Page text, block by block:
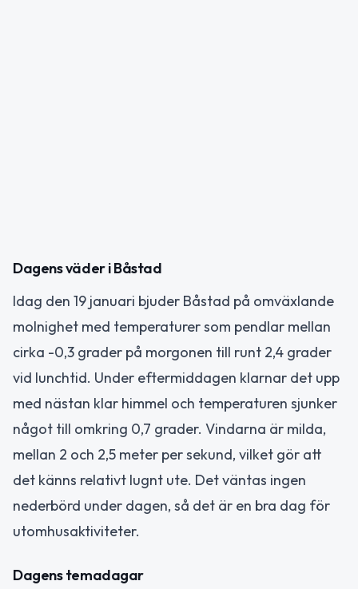
Dagens väder i Båstad
Idag den 19 januari bjuder Båstad på omväxlande
molnighet med temperaturer som pendlar mellan
cirka -0,3 grader på morgonen till runt 2,4 grader
vid lunchtid. Under eftermiddagen klarnar det upp
med nästan klar himmel och temperaturen sjunker
något till omkring 0,7 grader. Vindarna är milda,
mellan 2 och 2,5 meter per sekund, vilket gör att
det känns relativt lugnt ute. Det väntas ingen
nederbörd under dagen, så det är en bra dag för
utomhusaktiviteter.
Dagens temadagar